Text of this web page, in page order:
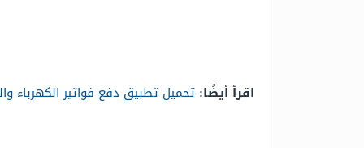
اقرأ أيضًا: تحميل تطبيق دفع فواتير الكهرباء